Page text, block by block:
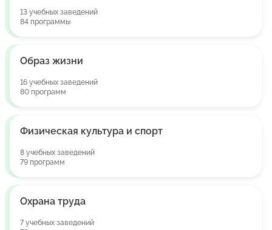
13 учебных заведений
84 программы
Образ жизни
16 учебных заведений
80 программ
Физическая культура и спорт
8 учебных заведений
79 программ
Охрана труда
7 учебных заведений